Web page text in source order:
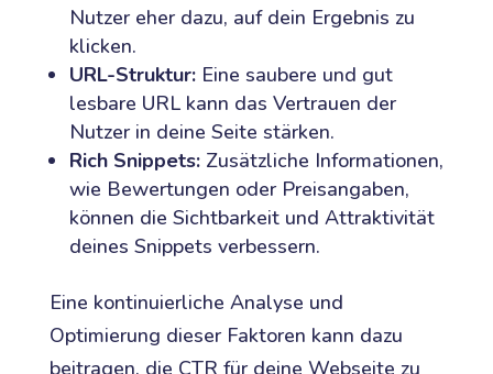
Nutzer eher dazu, auf dein Ergebnis zu
klicken.
URL-Struktur:Eine saubere und gut
lesbare URL kann das Vertrauen der
Nutzer in deine Seite stärken.
Rich Snippets:Zusätzliche Informationen,
wie Bewertungen oder Preisangaben,
können die Sichtbarkeit und Attraktivität
deines Snippets verbessern.
Eine kontinuierliche Analyse und
Optimierung dieser Faktoren kann dazu
beitragen, die CTR für deine Webseite zu